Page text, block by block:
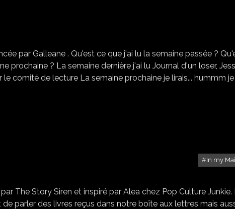
par Galleane . Qu'est ce que j'ai lu la semaine passée ?
prochaine ? La semaine dernière j'ai lu Journal d'un loser,
comité de lecture La semaine prochaine je lirais... hummm
In my
IN MY MAILBOX #10
The Story Siren et inspiré par Alea chez Pop Culture Junkie.
parler des livres reçus dans notre boîte aux lettres mais